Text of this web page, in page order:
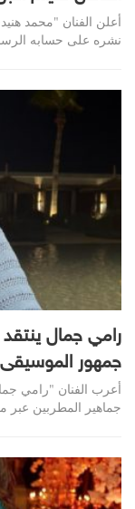
أعلن الفنان "محمد
نشره على حسابه
رامي جمال
جمهور
أعرب الفنان "رامي
جماهير المطربين عبر